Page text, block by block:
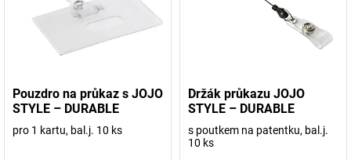
Pouzdro na průkaz s JOJO
STYLE – DURABLE
pro 1 kartu, bal.j. 10 ks
Držák průkazu JOJO
STYLE – DURABLE
s poutkem na patentku, bal.j.
10 ks